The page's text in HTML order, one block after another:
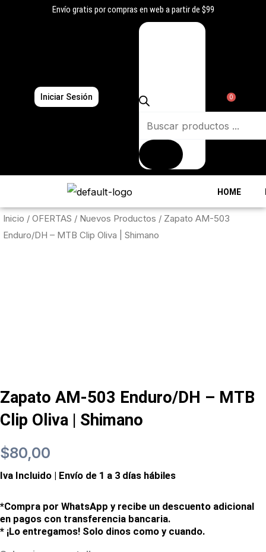
Envío gratis por compras en web a partir de $99
Iniciar Sesión
Búsqueda
0
HOME
Inicio / OFERTAS / Nuevos Productos / Zapato AM-503
Enduro/DH – MTB Clip Oliva | Shimano
Zapato AM-503 Enduro/DH – MTB
Clip Oliva | Shimano
$80,00
Iva Incluido | Envío de 1 a 3 días hábiles
*Compra por WhatsApp y recibe un descuento adicional
en pagos con transferencia bancaria.
* ¡Lo entregamos! Solo dinos como y cuando.